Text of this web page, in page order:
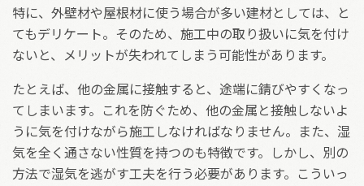
特に、外壁材や屋根材に使う場合が多い建材としては、と
てもデリケート。そのため、施工中の取り扱いに気を付け
ないと、メリットが失われてしまう可能性があります。
たとえば、他の金属に接触すると、途端に錆びやすくなっ
てしまいます。これを防ぐため、他の金属と接触しないよ
うに気を付けながら施工しなければなりません。また、湿
気を全く通さない性質を持つのも特徴です。しかし、別の
方法で湿気を逃がす工夫を行う必要があります。こういっ